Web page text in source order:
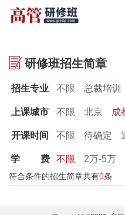
研修班招生简章
招生专业 不限 总裁培训
金融管理
董秘
上课城市 不限 北京 成
开课时间 不限 待确定
60-90天
学 费 不限 2万-5万
15万-20万
20
符合条件的招生简章共有0条